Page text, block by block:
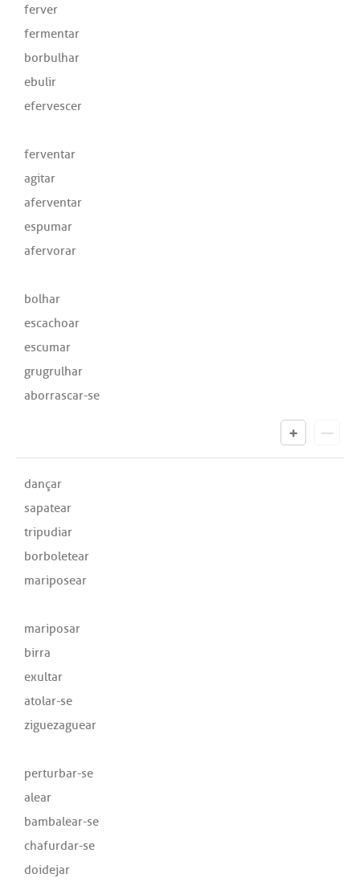
ferver
fermentar
borbulhar
ebulir
efervescer
ferventar
agitar
aferventar
espumar
afervorar
bolhar
escachoar
escumar
grugrulhar
aborrascar-se
dançar
sapatear
tripudiar
borboletear
mariposear
mariposar
birra
exultar
atolar-se
ziguezaguear
perturbar-se
alear
bambalear-se
chafurdar-se
doidejar